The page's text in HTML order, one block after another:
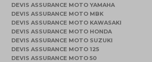
DEVIS ASSURANCE MOTO YAMAHA
DEVIS ASSURANCE MOTO MBK
DEVIS ASSURANCE MOTO KAWASAKI
DEVIS ASSURANCE MOTO HONDA
DEVIS ASSURANCE MOTO SUZUKI
DEVIS ASSURANCE MOTO 125
DEVIS ASSURANCE MOTO 50